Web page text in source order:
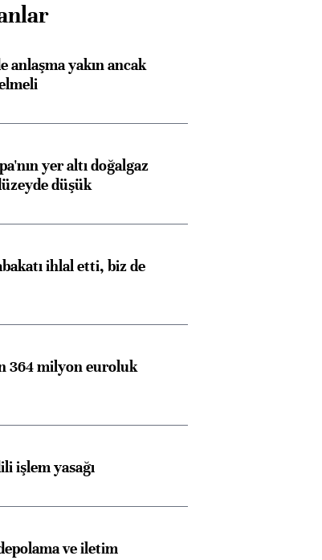
konusunda Unicredit ile
anlaşma yakın ancak
yer altı doğalgaz
düşük
ihlal etti, biz de
364 milyon euroluk
işlem yasağı
ve iletim